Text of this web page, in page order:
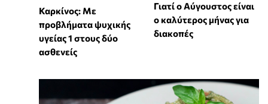
Καρκίνος: Με
προβλήματα ψυχικής
υγείας 1 στους δύο
ασθενείς
Γιατί ο Αύγουστος είναι
ο καλύτερος μήνας για
διακοπές